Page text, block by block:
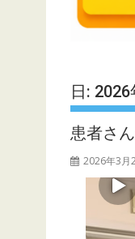
日: 2026
患者さ
2026年3月